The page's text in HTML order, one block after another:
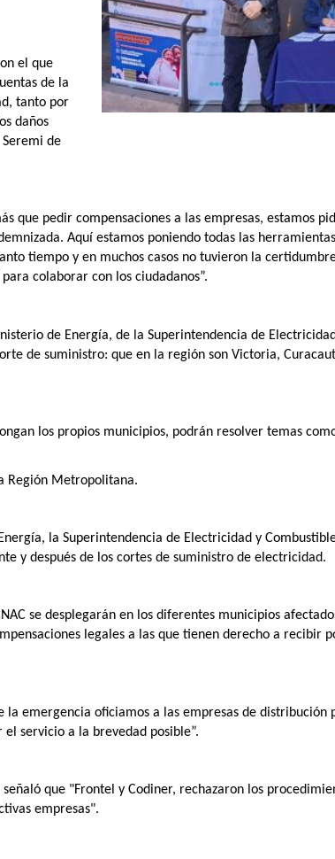
el que
de la
tanto por
daños
de
que pedir compensaciones a las empresas, estamos
Aquí estamos poniendo todas las
tiempo y en muchos casos no tuvieron la
colaborar con los ciudadanos”.
de Energía, de la Superintendencia de
de suministro: que en la región son Victoria,
los propios municipios, podrán resolver temas
Región Metropolitana.
la Superintendencia de Electricidad y
y después de los cortes de suministro de electricidad.
se desplegarán en los diferentes municipios
legales a las que tienen derecho a recibir
emergencia oficiamos a las empresas de distribución
servicio a la brevedad posible”.
que "Frontel y Codiner, rechazaron los
empresas".